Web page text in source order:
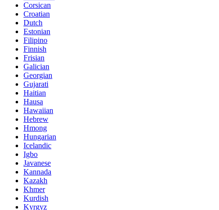
Corsican
Croatian
Dutch
Estonian
Filipino
Finnish
Frisian
Galician
Georgian
Gujarati
Haitian
Hausa
Hawaiian
Hebrew
Hmong
Hungarian
Icelandic
Igbo
Javanese
Kannada
Kazakh
Khmer
Kurdish
Kyrgyz